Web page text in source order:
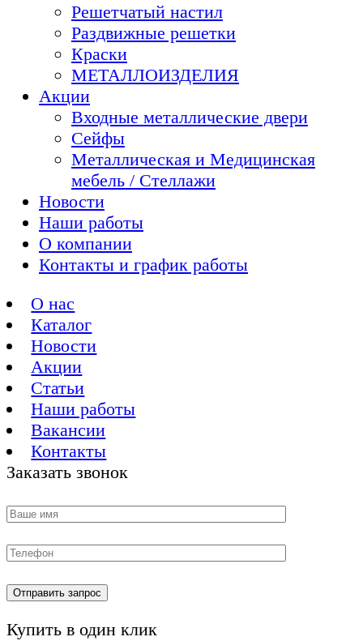
Решетчатый настил
Раздвижные решетки
Краски
МЕТАЛЛОИЗДЕЛИЯ
Акции
Входные металлические двери
Сейфы
Металлическая и Медицинская
мебель / Стеллажи
Новости
Наши работы
О компании
Контакты и график работы
О нас
Каталог
Новости
Акции
Статьи
Наши работы
Вакансии
Контакты
Заказать звонок
Купить в один клик